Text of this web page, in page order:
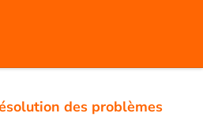
des problèmes